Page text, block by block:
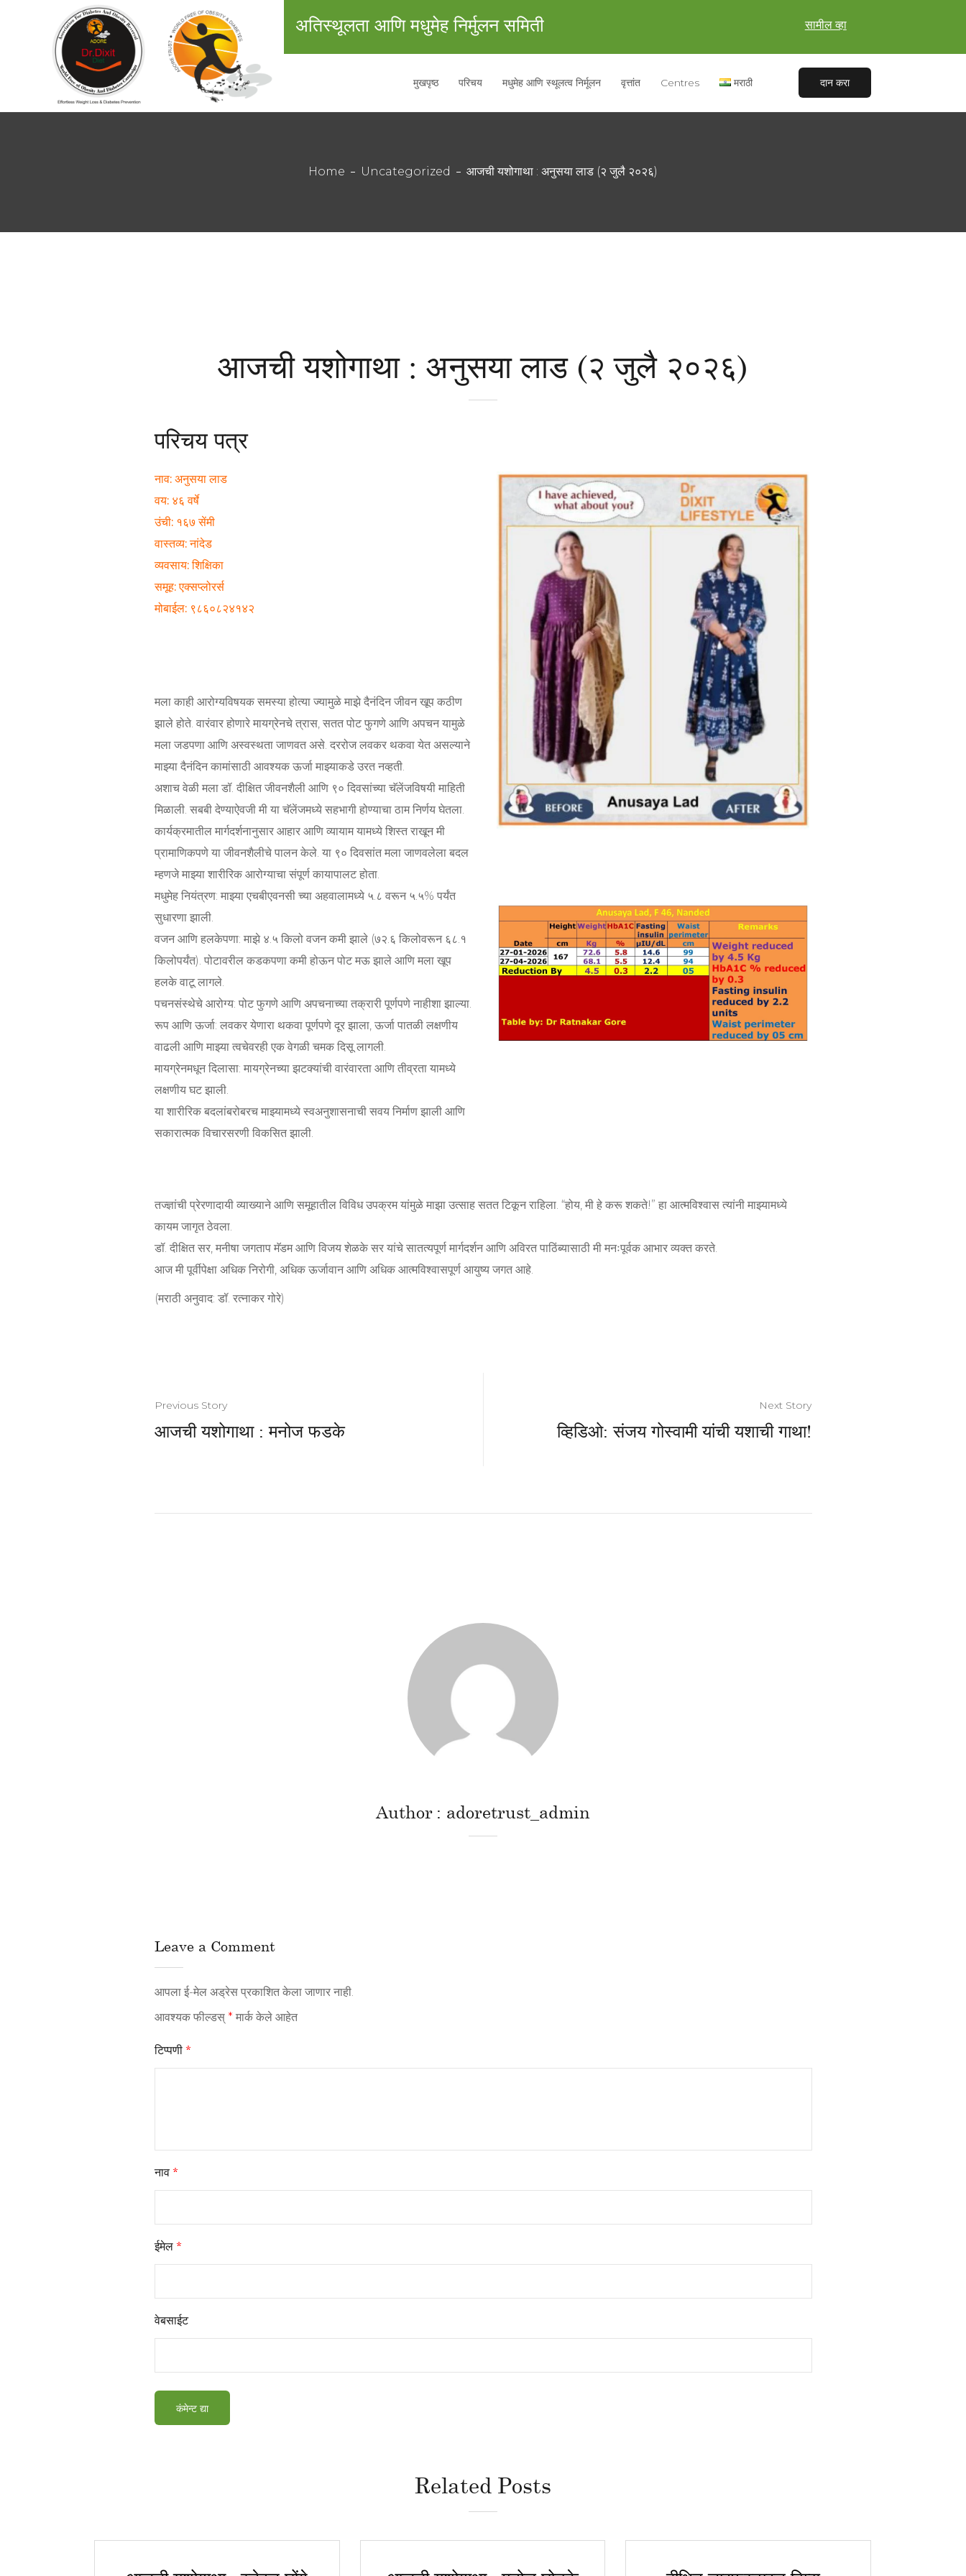
अतिस्थूलता आणि मधुमेह निर्मुलन समिती सामील व्हा
मुखपृष्ठ परिचय मधुमेह आणि स्थूलत्व निर्मूलन वृत्तांत Centres मराठी दान करा
Home Uncategorized आजची यशोगाथा : अनुसया लाड (२ जुलै २०२६)
आजची यशोगाथा : अनुसया लाड (२ जुलै २०२६)
परिचय पत्र
नाव: अनुसया लाड
वय: ४६ वर्षे
उंची: १६७ सेंमी
वास्तव्य: नांदेड
व्यवसाय: शिक्षिका
समूह: एक्सप्लोरर्स
मोबाईल: ९८६०८२४१४२
मला काही आरोग्यविषयक समस्या होत्या ज्यामुळे माझे दैनंदिन जीवन खूप कठीण
झाले होते. वारंवार होणारे मायग्रेनचे त्रास, सतत पोट फुगणे आणि अपचन यामुळे
मला जडपणा आणि अस्वस्थता जाणवत असे. दररोज लवकर थकवा येत असल्याने
माझ्या दैनंदिन कामांसाठी आवश्यक ऊर्जा माझ्याकडे उरत नव्हती.
अशाच वेळी मला डॉ. दीक्षित जीवनशैली आणि ९० दिवसांच्या चॅलेंजविषयी माहिती
मिळाली. सबबी देण्याऐवजी मी या चॅलेंजमध्ये सहभागी होण्याचा ठाम निर्णय घेतला.
कार्यक्रमातील मार्गदर्शनानुसार आहार आणि व्यायाम यामध्ये शिस्त राखून मी
प्रामाणिकपणे या जीवनशैलीचे पालन केले. या ९० दिवसांत मला जाणवलेला बदल
म्हणजे माझ्या शारीरिक आरोग्याचा संपूर्ण कायापालट होता.
मधुमेह नियंत्रण: माझ्या एचबीएवनसी च्या अहवालामध्ये ५.८ वरून ५.५% पर्यंत
सुधारणा झाली.
वजन आणि हलकेपणा: माझे ४.५ किलो वजन कमी झाले (७२.६ किलोवरून ६८.१
किलोपर्यंत). पोटावरील कडकपणा कमी होऊन पोट मऊ झाले आणि मला खूप
हलके वाटू लागले.
पचनसंस्थेचे आरोग्य: पोट फुगणे आणि अपचनाच्या तक्रारी पूर्णपणे नाहीशा झाल्या.
रूप आणि ऊर्जा: लवकर येणारा थकवा पूर्णपणे दूर झाला, ऊर्जा पातळी लक्षणीय
वाढली आणि माझ्या त्वचेवरही एक वेगळी चमक दिसू लागली.
मायग्रेनमधून दिलासा: मायग्रेनच्या झटक्यांची वारंवारता आणि तीव्रता यामध्ये
लक्षणीय घट झाली.
या शारीरिक बदलांबरोबरच माझ्यामध्ये स्वअनुशासनाची सवय निर्माण झाली आणि
सकारात्मक विचारसरणी विकसित झाली.
तज्ज्ञांची प्रेरणादायी व्याख्याने आणि समूहातील विविध उपक्रम यांमुळे माझा उत्साह सतत टिकून राहिला. “होय, मी हे करू शकते!” हा आत्मविश्वास त्यांनी माझ्यामध्ये
कायम जागृत ठेवला.
डॉ. दीक्षित सर, मनीषा जगताप मॅडम आणि विजय शेळके सर यांचे सातत्यपूर्ण मार्गदर्शन आणि अविरत पाठिंब्यासाठी मी मनःपूर्वक आभार व्यक्त करते.
आज मी पूर्वीपेक्षा अधिक निरोगी, अधिक ऊर्जावान आणि अधिक आत्मविश्वासपूर्ण आयुष्य जगत आहे.
(मराठी अनुवाद: डॉ. रत्नाकर गोरे)
Previous Story
आजची यशोगाथा : मनोज फडके
Next Story
व्हिडिओ: संजय गोस्वामी यांची यशाची गाथा!
Author adoretrust_admin
Leave a Comment
आपला ई-मेल अड्रेस प्रकाशित केला जाणार नाही.
आवश्यक फील्डस् * मार्क केले आहेत
टिप्पणी *
नाव *
ईमेल *
वेबसाईट
Related Posts